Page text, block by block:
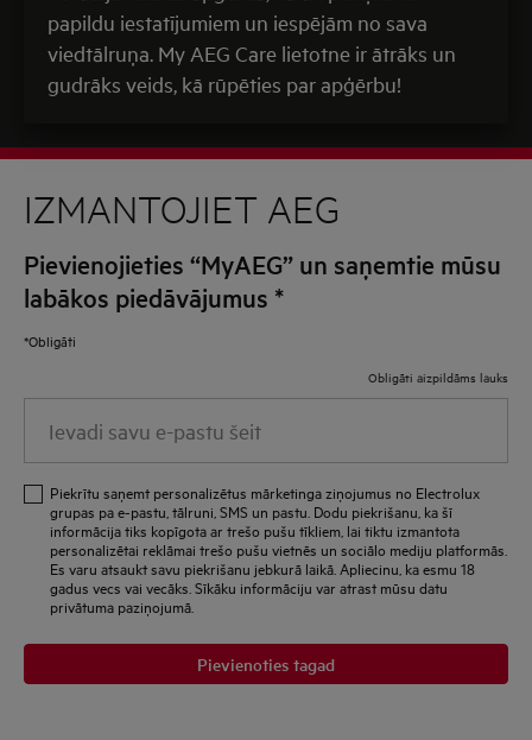
papildu iestatījumiem un iespējām no sava
viedtālruņa. My AEG Care lietotne ir ātrāks un
gudrāks veids, kā rūpēties par apģērbu!
IZMANTOJIET AEG
Pievienojieties “MyAEG” un saņemtie mūsu
labākos piedāvājumus *
*Obligāti
Obligāti aizpildāms lauks
savu
pastu
šeit
Piekrītu saņemt personalizētus mārketinga ziņojumus no Electrolux
grupas pa e-pastu, tālruni, SMS un pastu. Dodu piekrišanu, ka šī
informācija tiks kopīgota ar trešo pušu tīkliem, lai tiktu izmantota
personalizētai reklāmai trešo pušu vietnēs un sociālo mediju platformās.
Es varu atsaukt savu piekrišanu jebkurā laikā. Apliecinu, ka esmu 18
gadus vecs vai vecāks. Sīkāku informāciju var atrast mūsu datu
privātuma paziņojumā.
Pievienoties tagad